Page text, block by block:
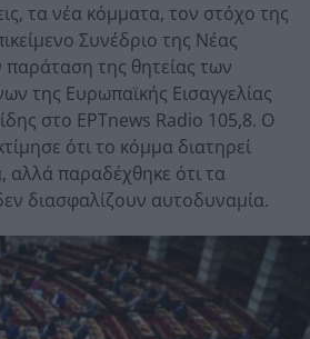
τα νέα κόμματα, τον στόχο της
Συνέδριο της Νέας
παράταση της θητείας των
της Ευρωπαϊκής Εισαγγελίας
στο ΕΡΤnews Radio 105,8. Ο
ότι το κόμμα διατηρεί
παραδέχθηκε ότι τα
διασφαλίζουν αυτοδυναμία.